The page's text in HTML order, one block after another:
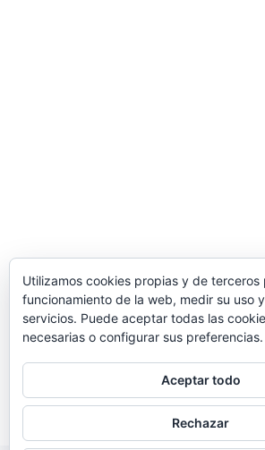
António Zambujo puso música a la
Paulo Abreu Lima escribió para ‘Não me
volta’ el nuevo single de «Raquel», el
de la fadista Raquel Tavares. Este segundo
single llega después del pegadizo ‘Meu
Noemí Sánchez
11/03/2017
Utilizamos cookies propias y de
funcionamiento de la web, medir su uso
servicios. Puede aceptar todas las
necesarias o configurar sus preferencias.
Aceptar todo
Rechazar